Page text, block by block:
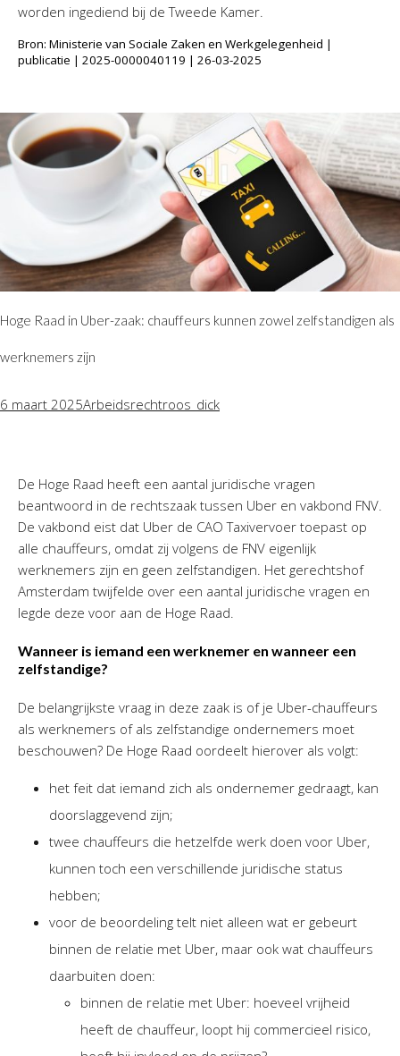
worden ingediend bij de Tweede Kamer.
Bron: Ministerie van Sociale Zaken en Werkgelegenheid |
publicatie | 2025-0000040119 | 26-03-2025
Hoge Raad in Uber-zaak: chauffeurs kunnen zowel zelfstandigen als
werknemers zijn
6 maart 2025Arbeidsrechtroos_dick
De Hoge Raad heeft een aantal juridische vragen
beantwoord in de rechtszaak tussen Uber en vakbond FNV.
De vakbond eist dat Uber de CAO Taxivervoer toepast op
alle chauffeurs, omdat zij volgens de FNV eigenlijk
werknemers zijn en geen zelfstandigen. Het gerechtshof
Amsterdam twijfelde over een aantal juridische vragen en
legde deze voor aan de Hoge Raad.
Wanneer is iemand een werknemer en wanneer een
zelfstandige?
De belangrijkste vraag in deze zaak is of je Uber-chauffeurs
als werknemers of als zelfstandige ondernemers moet
beschouwen? De Hoge Raad oordeelt hierover als volgt:
het feit dat iemand zich als ondernemer gedraagt, kan
doorslaggevend zijn;
twee chauffeurs die hetzelfde werk doen voor Uber,
kunnen toch een verschillende juridische status
hebben;
voor de beoordeling telt niet alleen wat er gebeurt
binnen de relatie met Uber, maar ook wat chauffeurs
daarbuiten doen:
binnen de relatie met Uber: hoeveel vrijheid
heeft de chauffeur, loopt hij commercieel risico,